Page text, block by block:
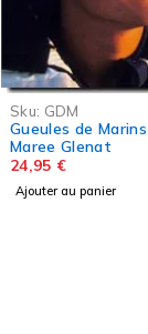
Sku:LFALC